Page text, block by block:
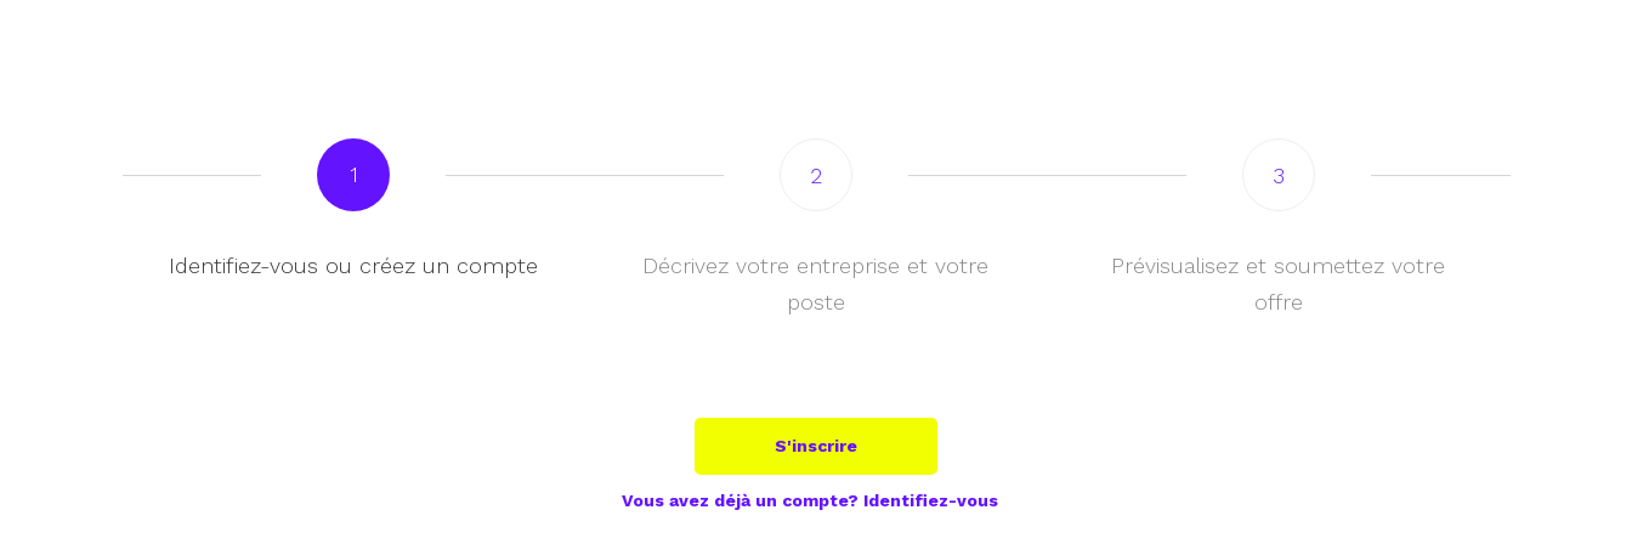
1
Identifiez-vous ou créez un compte
2
Décrivez votre entreprise et votre
poste
3
Prévisualisez et soumettez votre
offre
S'inscrire
Vous avez déjà un compte? Identifiez-vous